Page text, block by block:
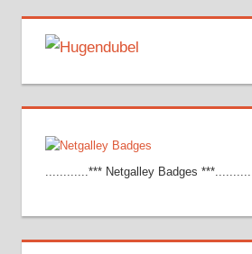
............*** Netgalley Badges ***............